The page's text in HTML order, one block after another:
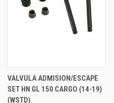
VALVULA ADMISION/ESCAPE
SET HN GL 150 CARGO (14-19)
(WSTD)